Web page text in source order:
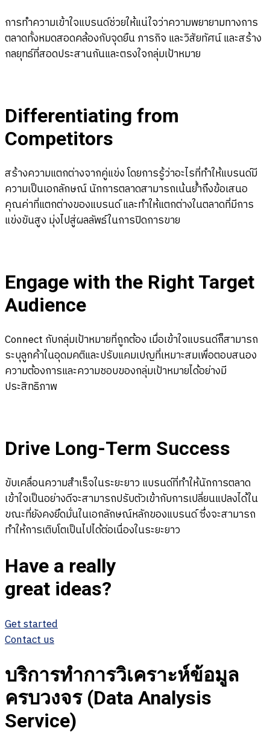
การทำความเข้าใจแบรนด์ช่วยให้แน่ใจว่าความพยายามทางการ
ตลาดทั้งหมดสอดคล้องกับจุดยืน ภารกิจ และวิสัยทัศน์ และสร้าง
กลยุทธ์ที่สอดประสานกันและตรงใจกลุ่มเป้าหมาย
Differentiating from
Competitors
สร้างความแตกต่างจากคู่แข่งโดยการรู้ว่าอะไรที่ทำให้แบรนด์มี
ความเป็นเอกลักษณ์ นักการตลาดสามารถเน้นย้ำถึงข้อเสนอ
คุณค่าที่แตกต่างของแบรนด์ และทำให้แตกต่างในตลาดที่มีการ
แข่งขันสูง มุ่งไปสู่ผลลัพธ์ในการปิดการขาย
Engage with the Right Target
Audience
Connect กับกลุ่มเป้าหมายที่ถูกต้อง เมื่อเข้าใจแบรนด์ก็สามารถ
ระบุลูกค้าในอุดมคติและปรับแคมเปญที่เหมาะสมเพื่อตอบสนอง
ความต้องการและความชอบของกลุ่มเป้าหมายได้อย่างมี
ประสิทธิภาพ
Drive Long-Term Success
ขับเคลื่อนความสำเร็จในระยะยาว แบรนด์ที่ทำให้นักการตลาด
เข้าใจเป็นอย่างดีจะสามารถปรับตัวเข้ากับการเปลี่ยนแปลงได้ใน
ขณะที่ยังคงยึดมั่นในเอกลักษณ์หลักของแบรนด์ ซึ่งจะสามารถ
ทำให้การเติบโตเป็นไปได้ต่อเนื่องในระยะยาว
Have a really
great ideas?
Get started
Contact us
บริการทำการวิเคราะห์ข้อมูล
ครบวงจร (Data Analysis
Service)